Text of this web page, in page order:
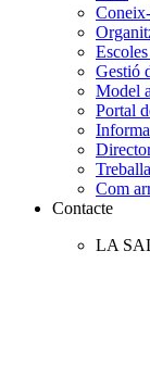
Gestió
Model
Portal
Com
Contacte
LA